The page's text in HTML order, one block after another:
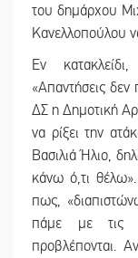
του δημάρχου
Κανελλοπούλου
Εν
«Απαντήσεις
ΔΣ η Δημοτική
να ρίξει την
Βασιλιά Ήλιο,
κάνω ό,τι
πως,
πάμε με τις
προβλέπονται.